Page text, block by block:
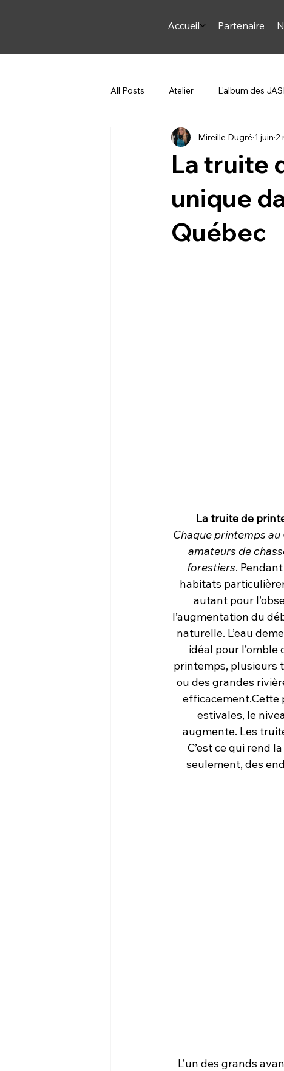
Accueil Partenaire
All Posts Atelier L'album des
Arme et Arc ON JASE
Pourquoi du
La truite
unique
Québec
Mireille Dugré 1 juin 2
La truite de
Chaque printemps
amateurs de
forestiers.
habitats
autant pour
l’augmentation du
naturelle. L’eau
idéal pour
printemps, plusieurs
ou des grandes
efficacement.Cette
estivales, le
augmente. Les
C’est ce qui rend
seulement, des
L’un des grands